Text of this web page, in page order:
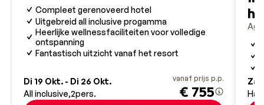
Compleet gerenoveerd hotel
Uitgebreid all inclusive progamma
Heerlijke wellnessfaciliteiten voor volledige
ontspanning
Fantastisch uitzicht vanaf het resort
Di 19 Okt. - Di 26 Okt.
All inclusive 2pers.
vanaf prijs p.p.
€ 755
Za